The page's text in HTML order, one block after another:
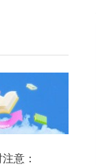
意：